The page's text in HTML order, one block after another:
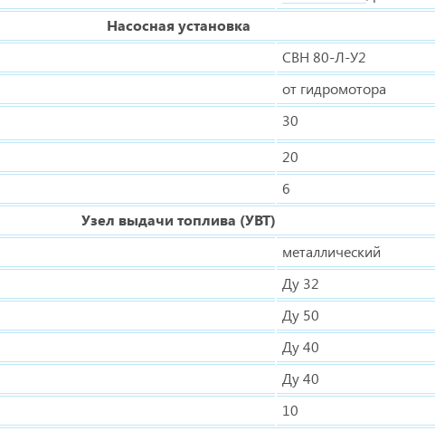
Насосная установка
СВН 80-Л-У2
от гидромотора
30
20
6
Узел выдачи топлива (УВТ)
металлический
Ду 32
Ду 50
Ду 40
Ду 40
10